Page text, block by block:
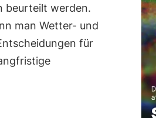
beurteilt werden.
man Wetter- und
für